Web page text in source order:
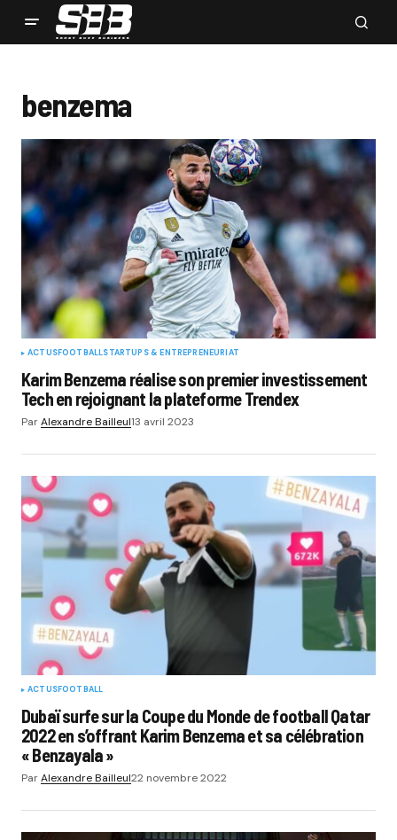
benzema
ACTUSFOOTBALLSTARTUPS & ENTREPRENEURIAT
Karim Benzema réalise son premier investissement
Tech en rejoignant la plateforme Trendex
ParAlexandre Bailleul13 avril 2023
ACTUSFOOTBALL
Dubaï surfe sur la Coupe du Monde de football Qatar
2022 en s’offrant Karim Benzema et sa célébration
« Benzayala »
ParAlexandre Bailleul22 novembre 2022